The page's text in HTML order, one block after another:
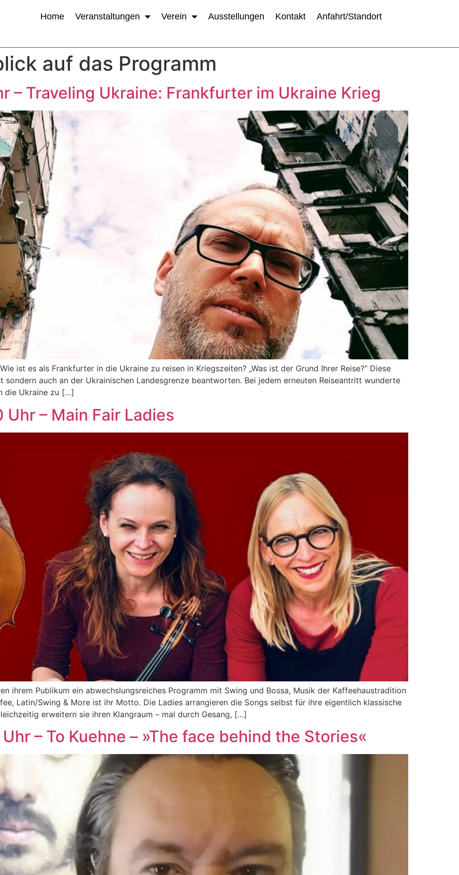
Home Veranstaltungen Verein Ausstellungen Kontakt Anfahrt/Standort
auf das Programm
– Traveling Ukraine: Frankfurter im Ukraine Krieg
ist es als Frankfurter in die Ukraine zu reisen in Kriegszeiten? „Was ist der Grund Ihrer Reise?“ Diese
sondern auch an der Ukrainischen Landesgrenze beantworten. Bei jedem erneuten Reiseantritt wunderte
die Ukraine zu […]
– Main Fair Ladies
ihrem Publikum ein abwechslungsreiches Programm mit Swing und Bossa, Musik der Kaffeehaustradition
Latin/Swing & More ist ihr Motto. Die Ladies arrangieren die Songs selbst für ihre eigentlich klassische
erweitern sie ihren Klangraum – mal durch Gesang, […]
– To Kuehne – »The face behind the Stories«